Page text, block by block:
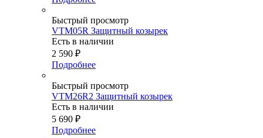
Быстрый просмотр
VTM05R Защитный козырек
Есть в наличии
2 590 ₽
Подробнее
Быстрый просмотр
VTM26R2 Защитный козырек
Есть в наличии
5 690 ₽
Подробнее